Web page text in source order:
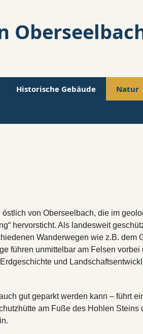
Historische Gebäude Natur
von Oberseelbach, die im
hervorsticht. Als landesweit
Wanderwegen wie z.B. dem
führen unmittelbar am Felsen vorbei
und
gut geparkt werden kann – führt
am Fuße des Hohlen Steins